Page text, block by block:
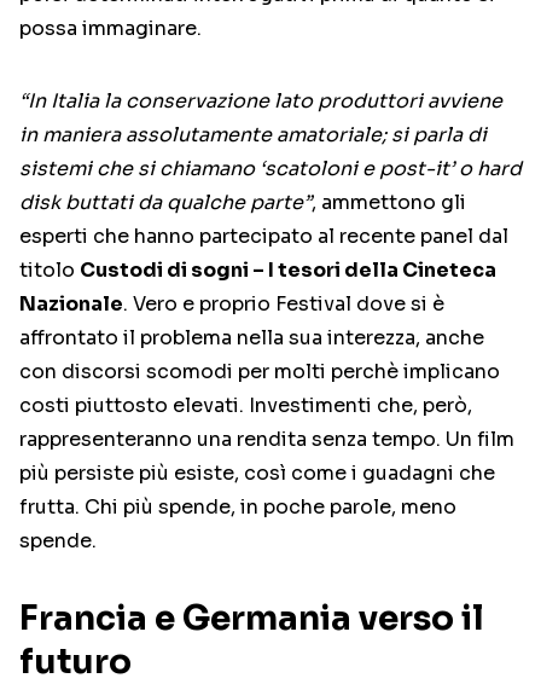
possa immaginare.
“In Italia la conservazione lato produttori avviene
in maniera assolutamente amatoriale; si parla di
sistemi che si chiamano ‘scatoloni e post-it’ o hard
disk buttati da qualche parte”, ammettono gli
esperti che hanno partecipato al recente panel dal
titolo Custodi di sogni – I tesori della Cineteca
Nazionale. Vero e proprio Festival dove si è
affrontato il problema nella sua interezza, anche
con discorsi scomodi per molti perchè implicano
costi piuttosto elevati. Investimenti che, però,
rappresenteranno una rendita senza tempo. Un film
più persiste più esiste, così come i guadagni che
frutta. Chi più spende, in poche parole, meno
spende.
Francia e Germania verso il
futuro